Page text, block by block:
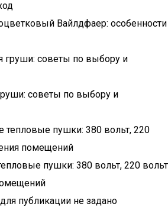
Вайлдфаер: особенности
советы по выбору и
пушки: 380 вольт, 220 вольт